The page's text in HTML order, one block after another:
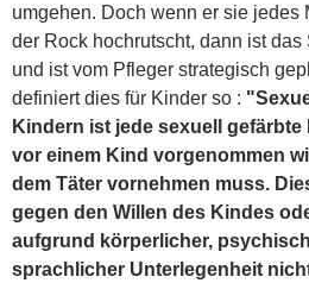
umgehen. Doch wenn er sie jedes
der Rock hochrutscht, dann ist
und ist vom Pfleger strategisch
definiert dies für Kinder so :
Kindern ist jede sexuell
vor einem Kind vorgenommen
dem Täter vornehmen muss.
gegen den Willen des Kindes
aufgrund körperlicher,
sprachlicher Unterlegenheit